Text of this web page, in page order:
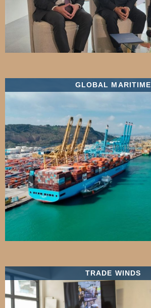
GLOBAL MARITIME
TRADE WINDS